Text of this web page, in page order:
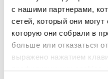
с нашими партнерами,
сетей, который они
которую они собрали в
больше или отказаться
выражено нажатием
профилирующих cookies,
The iconic Den House,
out for its raw, natural
Over time, its warm textural
more beautiful in their
GARDENIA